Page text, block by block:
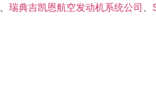
、 瑞典吉凯恩航空发动机系统公司 、